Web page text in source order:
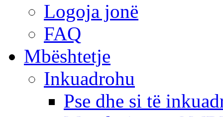
Logoja jonë
FAQ
Mbështetje
Inkuadrohu
Pse dhe si të